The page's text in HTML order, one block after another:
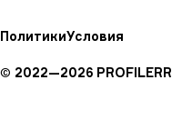
ПолитикиУсловия
© 2022—2026 PROFILERR